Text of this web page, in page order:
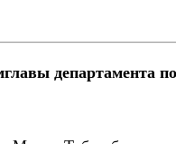
департамента по